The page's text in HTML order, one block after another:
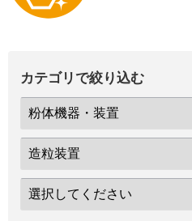
カテゴリで絞り込む